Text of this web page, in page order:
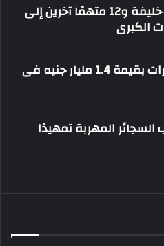
إحالة أوراق المذيعة سارة خليفة و12 متهمًا آخرين إلى
الكبرى
ضبط 3 أفدنة مزروعة مخدرات بقيمة 1.4 مليار جنيه فى
السجائر المهربة تمهيدًا